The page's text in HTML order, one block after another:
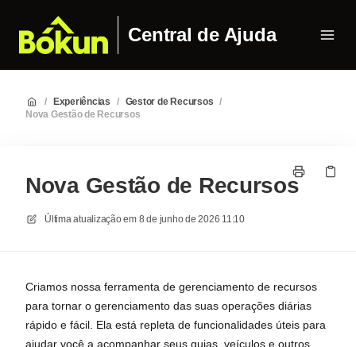
Central de Ajuda
/ Experiências / Gestor de Recursos /
Nova Gestão de Recursos
Nova Gestão de Recursos
Última atualização em 8 de junho de 2026 11:10
Criamos nossa ferramenta de gerenciamento de recursos
para tornar o gerenciamento das suas operações diárias
rápido e fácil. Ela está repleta de funcionalidades úteis para
ajudar você a acompanhar seus guias, veículos e outros